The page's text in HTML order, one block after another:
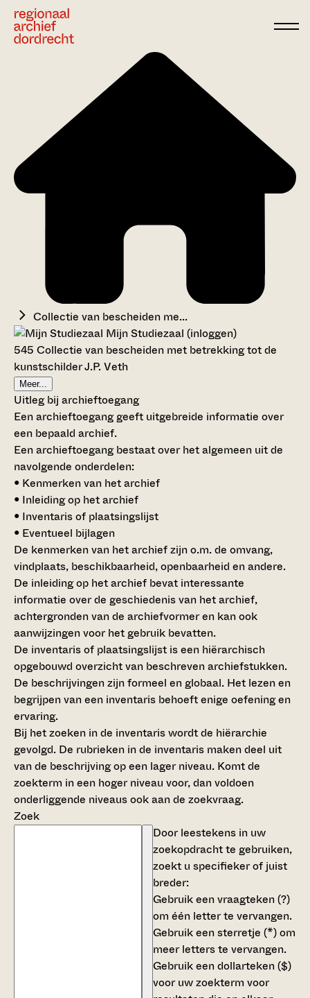
Collectie van bescheiden me...
Mijn Studiezaal (inloggen)
545 Collectie van bescheiden met betrekking tot de
kunstschilder J.P. Veth
Meer...
Uitleg bij archieftoegang
Een archieftoegang geeft uitgebreide informatie over
een bepaald archief.
Een archieftoegang bestaat over het algemeen uit de
navolgende onderdelen:
• Kenmerken van het archief
• Inleiding op het archief
• Inventaris of plaatsingslijst
• Eventueel bijlagen
De kenmerken van het archief zijn o.m. de omvang,
vindplaats, beschikbaarheid, openbaarheid en andere.
De inleiding op het archief bevat interessante
informatie over de geschiedenis van het archief,
achtergronden van de archiefvormer en kan ook
aanwijzingen voor het gebruik bevatten.
De inventaris of plaatsingslijst is een hiërarchisch
opgebouwd overzicht van beschreven archiefstukken.
De beschrijvingen zijn formeel en globaal. Het lezen en
begrijpen van een inventaris behoeft enige oefening en
ervaring.
Bij het zoeken in de inventaris wordt de hiërarchie
gevolgd. De rubrieken in de inventaris maken deel uit
van de beschrijving op een lager niveau. Komt de
zoekterm in een hoger niveau voor, dan voldoen
onderliggende niveaus ook aan de zoekvraag.
Zoek
Door leestekens in uw
zoekopdracht te gebruiken,
zoekt u specifieker of juist
breder:
Gebruik eenvraagteken (?)
om één letter te vervangen.
Gebruik eensterretje (*)om
meer letters te vervangen.
Gebruik eendollarteken ($)
voor uw zoekterm voor